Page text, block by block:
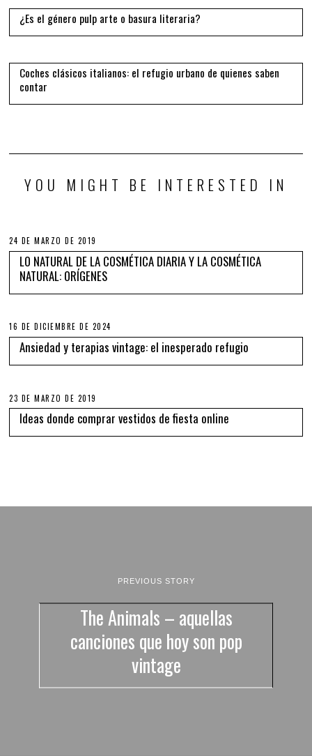
¿Es el género pulp arte o basura literaria?
14
Coches clásicos italianos: el refugio urbano de quienes saben
contar
YOU MIGHT BE INTERESTED IN
24 DE MARZO DE 2019
LO NATURAL DE LA COSMÉTICA DIARIA Y LA COSMÉTICA
NATURAL: ORÍGENES
16 DE DICIEMBRE DE 2024
Ansiedad y terapias vintage: el inesperado refugio
23 DE MARZO DE 2019
Ideas donde comprar vestidos de fiesta online
PREVIOUS STORY
The Animals – aquellas
canciones que hoy son pop
vintage